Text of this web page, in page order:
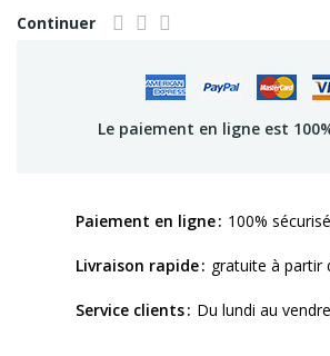
Continuer
Le paiement en ligne est
Paiement en ligne 100% sécurisé
Livraison rapide gratuite à partir
Service clients Du lundi au